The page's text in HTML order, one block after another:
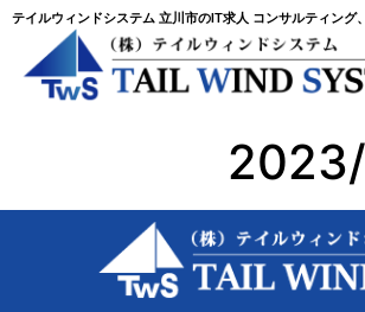
テイルウィンドシステム 立川市のIT求人 コンサルティング